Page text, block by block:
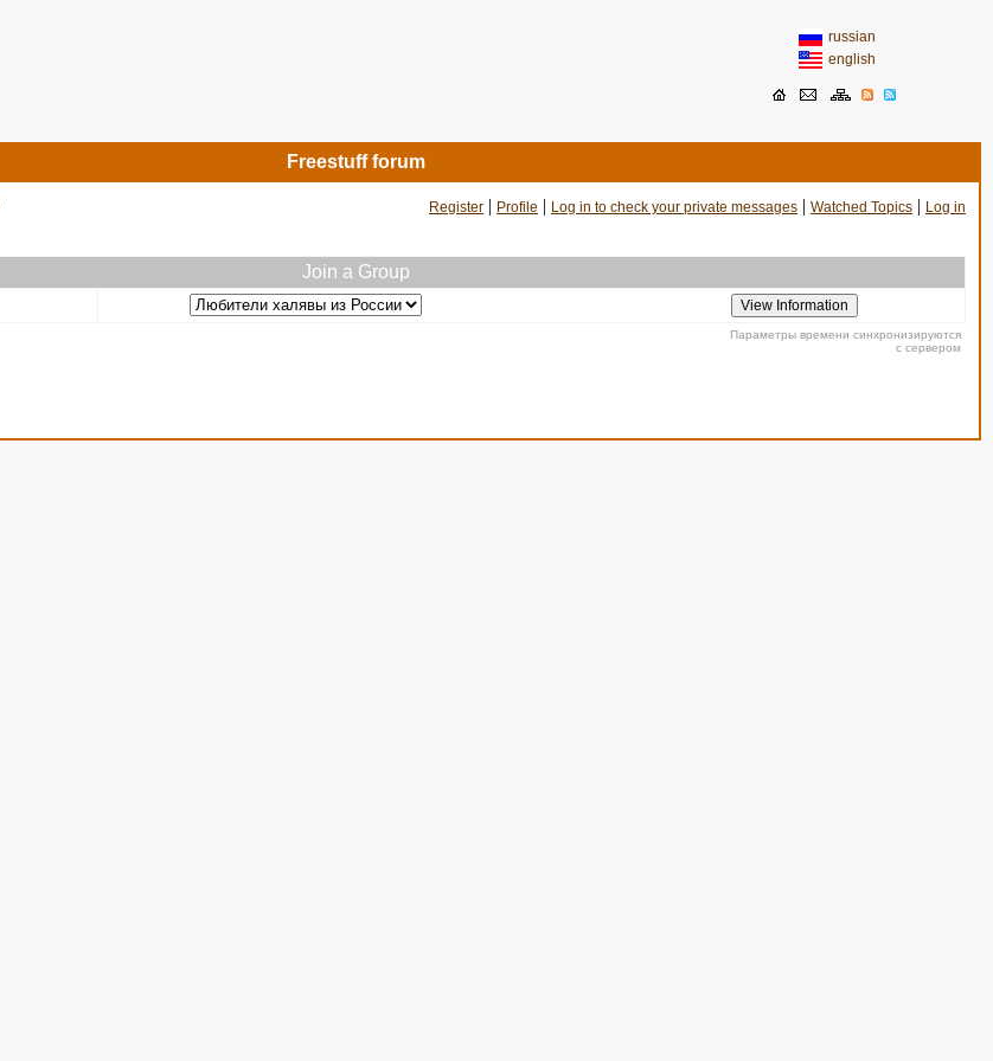
russian
english
Freestuff forum
Register | Profile | Log in to check your private messages | Watched Topics | Log in
Join a Group
Параметры времени синхронизируются
с сервером